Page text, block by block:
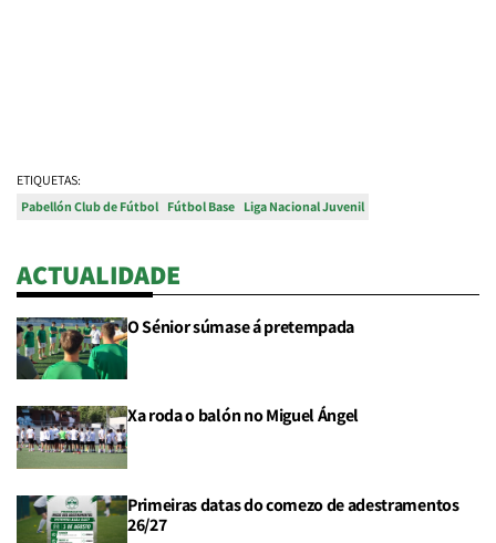
ETIQUETAS:
Pabellón Club de Fútbol Fútbol Base Liga Nacional Juvenil
ACTUALIDADE
O Sénior súmase á pretempada
Xa roda o balón no Miguel Ángel
Primeiras datas do comezo de adestramentos
26/27